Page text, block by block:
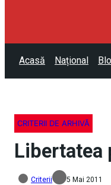
Acasă Național
CRITERII DE ARHIVĂ
Libertatea
Criterii 5 Mai 2011